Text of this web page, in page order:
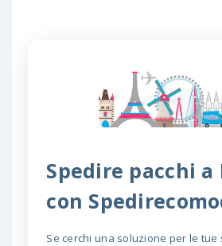
Spedire pacchi a
con
Se cerchi una soluzione per le tue